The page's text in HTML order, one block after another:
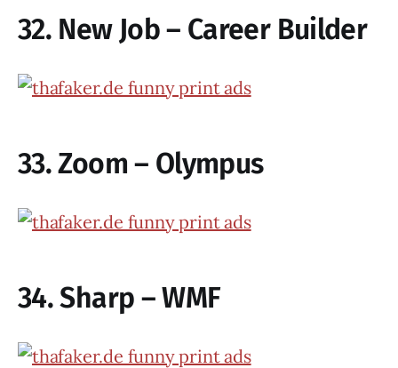
32. New Job – Career Builder
33. Zoom – Olympus
34. Sharp – WMF